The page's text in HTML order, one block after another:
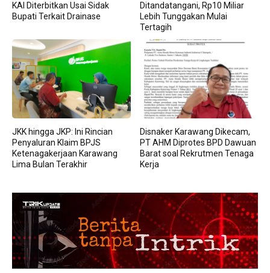
KAI Diterbitkan Usai Sidak
Bupati Terkait Drainase
Ditandatangani, Rp10 Miliar
Lebih Tunggakan Mulai
Tertagih
JKK hingga JKP: Ini Rincian
Penyaluran Klaim BPJS
Ketenagakerjaan Karawang
Lima Bulan Terakhir
Disnaker Karawang Dikecam,
PT AHM Diprotes BPD Dawuan
Barat soal Rekrutmen Tenaga
Kerja